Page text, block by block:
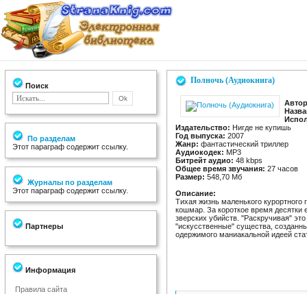
Поиск
По разделам
Этот параграф содержит ссылку.
Журналы по разделам
Этот параграф содержит ссылку.
Партнеры
Информация
Правила сайта
Полночь (Аудиокнига)
Издательство: Нигде не купишь
Год выпуска: 2007
Жанр: фантастический триллер
Аудиокодек: MP3
Битрейт аудио: 48 kbps
Общее время звучания: 27 часов
Размер: 548,70 Мб
Описание:
Тихая жизнь маленького
кошмар. За короткое время десятки
зверских убийств. "Раскручивая"
"искусственные" существа,
одержимого маниакальной идеей